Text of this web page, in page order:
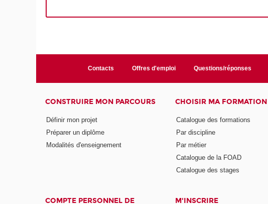
Contacts Offres d'emploi Questions/réponses
CONSTRUIRE MON PARCOURS
Définir mon projet
Préparer un diplôme
Modalités d'enseignement
CHOISIR MA FORMATION
Catalogue des formations
Par discipline
Par métier
Catalogue de la FOAD
Catalogue des stages
COMPTE PERSONNEL DE M'INSCRIRE